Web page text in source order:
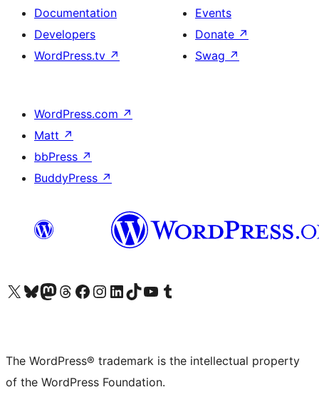
Documentation
Developers
WordPress.tv ↗
Events
Donate ↗
Swag ↗
WordPress.com ↗
Matt ↗
bbPress ↗
BuddyPress ↗
Visit our X (formerly Twitter) account
Visit our Bluesky account
Visit our Mastodon account
Visit our Threads account
Visit our Facebook page
Visit our Instagram account
Visit our LinkedIn account
Visit our TikTok account
Visit our YouTube channel
Visit our Tumblr account
The WordPress® trademark is the intellectual property
of the WordPress Foundation.